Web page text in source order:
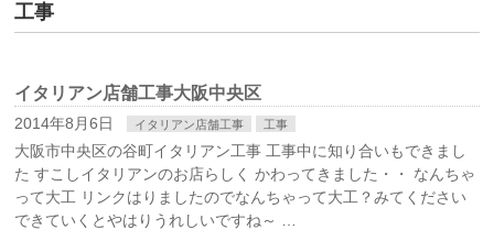
工事
イタリアン店舗工事大阪中央区
2014年8月6日 イタリアン店舗工事 工事
大阪市中央区の谷町イタリアン工事 工事中に知り合いもできまし
た すこしイタリアンのお店らしく かわってきました・・ なんちゃ
って大工 リンクはりましたのでなんちゃって大工？みてください
できていくとやはりうれしいですね～ …